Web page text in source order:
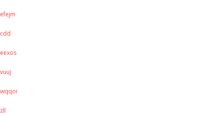
efejm
cdd
eexos
vuuj
wqqoi
zll